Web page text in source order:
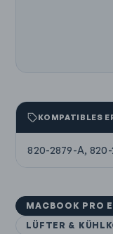
KOMPATIBLES
820-2879-A, 820-
MACBOOK PRO
LÜFTER &